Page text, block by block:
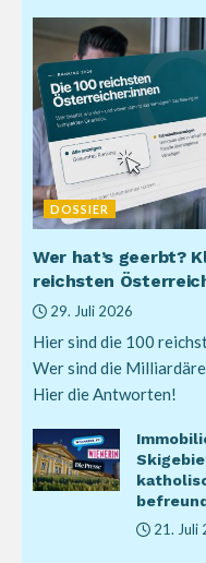
DOSSIER
Wer hat’s geerbt?
reichsten
29. Juli 2026
Hier sind die 100
Wer sind die
Hier die Antworten!
21. Juli